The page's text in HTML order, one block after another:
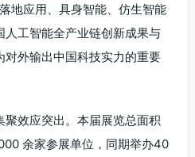
地应用、具身智能、仿生智能
工智能全产业链创新成果与
外输出中国科技实力的重要
效应突出。本届展览总面积
余家参展单位，同期举办40